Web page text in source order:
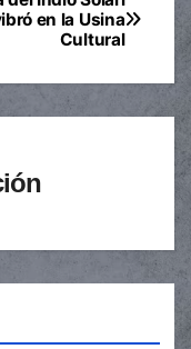
en la Usina
Cultural